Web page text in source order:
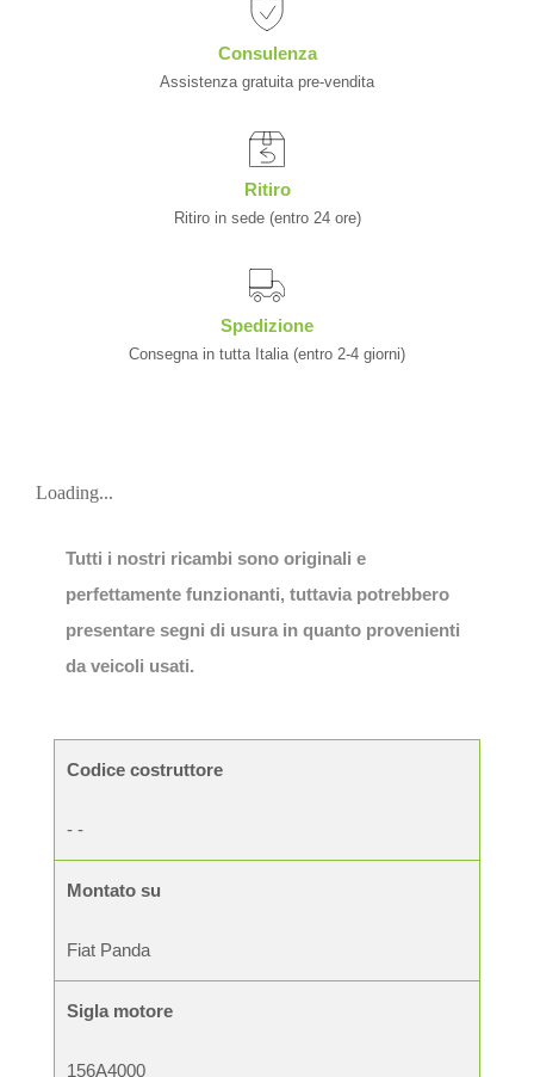
Consulenza
Assistenza gratuita pre-vendita
Ritiro
Ritiro in sede (entro 24 ore)
Spedizione
Consegna in tutta Italia (entro 2-4 giorni)
Loading...
Tutti i nostri ricambi sono originali e
perfettamente funzionanti, tuttavia potrebbero
presentare segni di usura in quanto provenienti
da veicoli usati.
Codice costruttore
- -
Montato su
Fiat Panda
Sigla motore
156A4000